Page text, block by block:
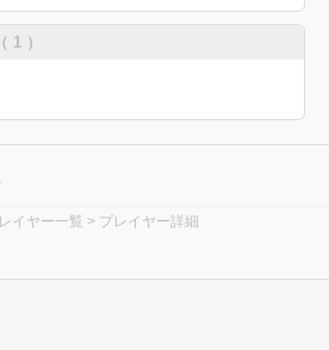
（ 1 ）
イヤー一覧 > プレイヤー詳細